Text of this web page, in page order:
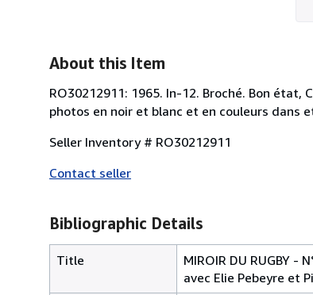
About this Item
RO30212911: 1965. In-12. Broché. Bon
photos en noir et blanc et en couleurs dans
Seller Inventory # RO30212911
Contact seller
Bibliographic Details
Title
MIROIR DU RUGBY
avec Elie Pebeyre et